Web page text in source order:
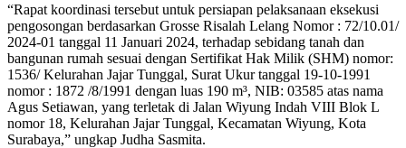
“Rapat koordinasi tersebut untuk persiapan pelaksanaan eksekusi
pengosongan berdasarkan Grosse Risalah Lelang Nomor : 72/10.01/
2024-01 tanggal 11 Januari 2024, terhadap sebidang tanah dan
bangunan rumah sesuai dengan Sertifikat Hak Milik (SHM) nomor:
1536/ Kelurahan Jajar Tunggal, Surat Ukur tanggal 19-10-1991
nomor : 1872 /8/1991 dengan luas 190 m³, NIB: 03585 atas nama
Agus Setiawan, yang terletak di Jalan Wiyung Indah VIII Blok L
nomor 18, Kelurahan Jajar Tunggal, Kecamatan Wiyung, Kota
Surabaya,” ungkap Judha Sasmita.